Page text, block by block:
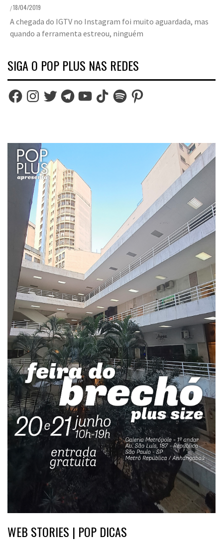
/18/04/2019
A chegada do IGTV no Instagram foi muito aguardada, mas
quando a ferramenta estreou, ninguém
SIGA O POP PLUS NAS REDES
FacebookInstagram
TwitterTelegramYouTubeTikTokSpotifyPinterest
WEB STORIES | POP DICAS